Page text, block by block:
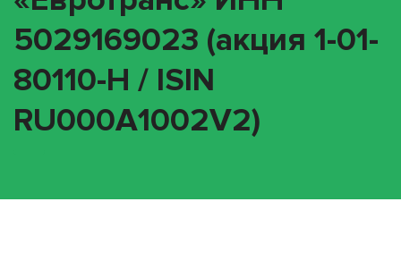
5029169023 (акция 1-01-
80110-H / ISIN
RU000A1002V2)